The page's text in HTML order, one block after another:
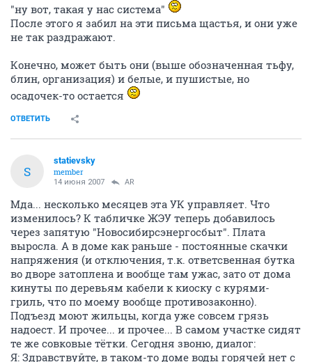
"ну вот, такая у нас система"
После этого я забил на эти письма щастья, и они уже
не так раздражают.
Конечно, может быть они (выше обозначенная тьфу,
блин, организация) и белые, и пушистые, но
осадочек-то остается
ОТВЕТИТЬ
S
statievsky
member
14 июня 2007 AR
Мда... несколько месяцев эта УК управляет. Что
изменилось? К табличке ЖЭУ теперь добавилось
через запятую "Новосибирсэнергосбыт". Плата
выросла. А в доме как раньше - постоянные скачки
напряжения (и отключения, т.к. ответсвенная бутка
во дворе затоплена и вообще там ужас, зато от дома
кинуты по деревьям кабели к киоску с курями-
гриль, что по моему вообще противозаконно).
Подъезд моют жильцы, когда уже совсем грязь
надоест. И прочее... и прочее... В самом участке сидят
те же совковые тётки. Сегодня звоню, диалог:
Я: Здравствуйте, в таком-то доме воды горячей нет с